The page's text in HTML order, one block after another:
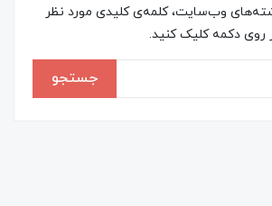
وب‌سایت، کلمه‌ی کلیدی مورد نظر
روی دکمه کلیک کنید.
جستجو